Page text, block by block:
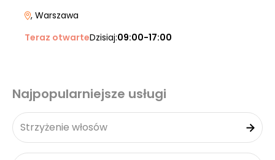
, Warszawa
Teraz otwarteDzisiaj:09:00-17:00
Najpopularniejsze usługi
Strzyżenie włosów